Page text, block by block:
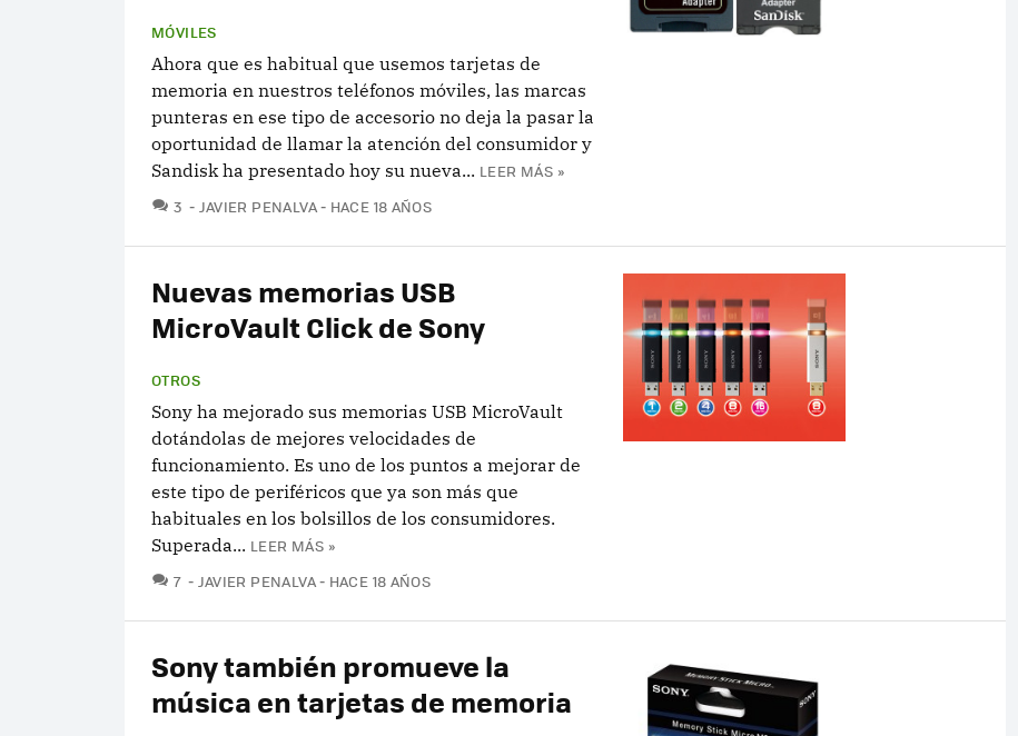
MÓVILES
Ahora que es habitual que usemos tarjetas de
memoria en nuestros teléfonos móviles, las marcas
punteras en ese tipo de accesorio no deja la pasar la
oportunidad de llamar la atención del consumidor y
Sandisk ha presentado hoy su nueva... LEER MÁS »
3 COMENTARIOS
JAVIER PENALVA HACE 18 AÑOS
Nuevas memorias USB
MicroVault Click de Sony
OTROS
Sony ha mejorado sus memorias USB MicroVault
dotándolas de mejores velocidades de
funcionamiento. Es uno de los puntos a mejorar de
este tipo de periféricos que ya son más que
habituales en los bolsillos de los consumidores.
Superada... LEER MÁS »
7 COMENTARIOS
JAVIER PENALVA HACE 18 AÑOS
Sony también promueve la
música en tarjetas de memoria